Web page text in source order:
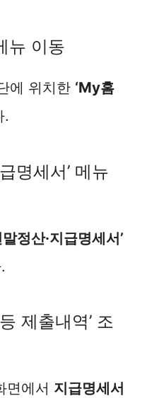
뉴 이동
에 위치한 ‘My홈
.
명세서’ 메뉴
말정산·지급명세서’
제출내역’ 조
면에서 지급명세서